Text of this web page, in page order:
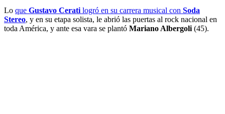
Lo que Gustavo Cerati logró en su carrera musical con Soda
Stereo, y en su etapa solista, le abrió las puertas al rock nacional en
toda América, y ante esa vara se plantó Mariano Albergoli (45).